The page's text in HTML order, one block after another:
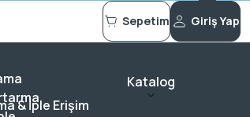
Sepetim Giriş Yap
& İple Erişim
Katalog